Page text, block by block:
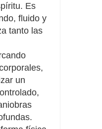
Es
fluido y
tanto las
un